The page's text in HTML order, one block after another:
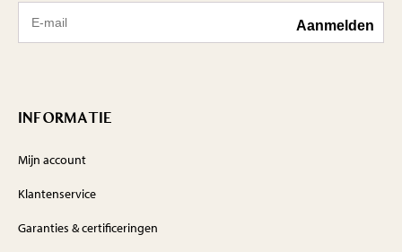
INFORMATIE
Mijn account
Klantenservice
Garanties & certificeringen